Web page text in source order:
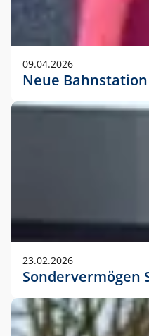
09.04.2026
Neue
23.02.2026
Sondervermögen